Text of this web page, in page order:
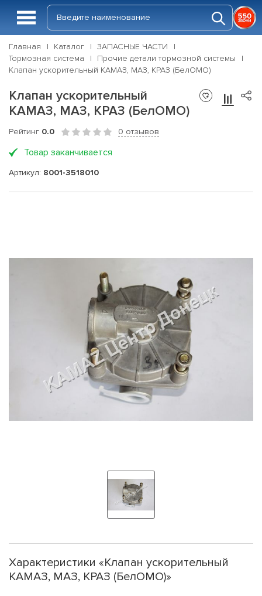
Главная Каталог
ЗАПАСНЫЕ ЧАСТИ
Тормозная система
Прочие детали тормозной системы
Клапан ускорительный КАМАЗ, МАЗ, КРАЗ (БелОМО)
Клапан ускорительный
КАМАЗ, МАЗ, КРАЗ (БелОМО)
Рейтинг 0.0 0 отзывов
Товар заканчивается
Артикул: 8001-3518010
Характеристики «Клапан ускорительный
КАМАЗ, МАЗ, КРАЗ (БелОМО)»